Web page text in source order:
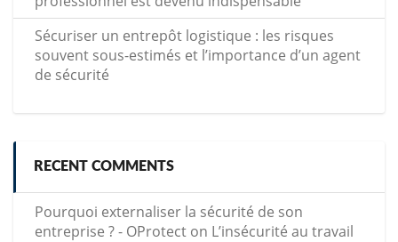
Sécuriser un entrepôt logistique : les risques
souvent sous-estimés et l’importance d’un agent
de sécurité
RECENT COMMENTS
Pourquoi externaliser la sécurité de son
entreprise ? - OProtect on L’insécurité au travail